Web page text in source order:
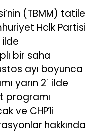
(TBMM) tatile
Halk Partisi
ilde
bir saha
ayı boyunca
yarın 21 ilde
programı
ve CHP’li
hakkında